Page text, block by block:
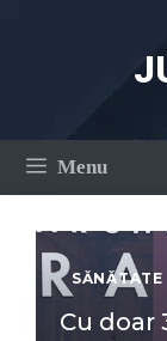
Menu
SĂNĂTATE
Cu doar